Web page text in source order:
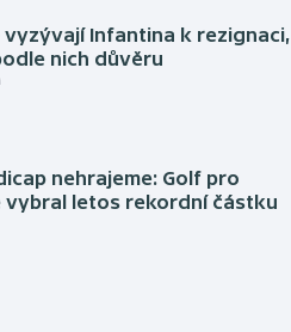
vyzývají Infantina k rezignaci,
nich důvěru
nehrajeme: Golf pro
vybral letos rekordní částku